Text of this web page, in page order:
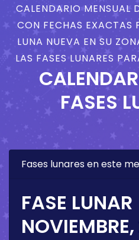
CALENDARIO MENSUAL
CON FECHAS EXACTAS
LUNA NUEVA EN SU
LAS FASES LUNARES
FASES
Fases lunares en este
FASE LUNAR